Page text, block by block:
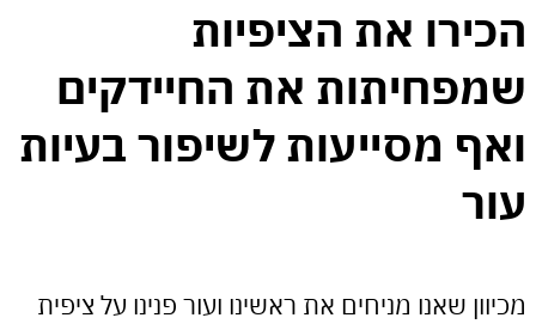
את הציפיות
את החיידקים
מסייעות לשיפור בעיות
שאנו מניחים את ראשינו ועור פנינו על ציפית